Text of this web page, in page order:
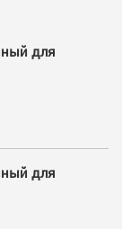
для
для